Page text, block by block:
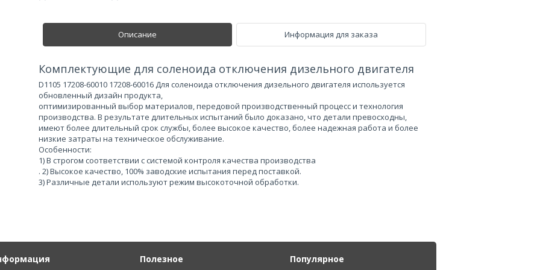
Описание Информация для заказа
Комплектующие для соленоида отключения дизельного двигателя
D1105 17208-60010 17208-60016 Для соленоида отключения дизельного двигателя используется
обновленный дизайн продукта,
оптимизированный выбор материалов, передовой производственный процесс и технология
производства. В результате длительных испытаний было доказано, что детали превосходны,
имеют более длительный срок службы, более высокое качество, более надежная работа и более
низкие затраты на техническое обслуживание.
Особенности:
1) В строгом соответствии с системой контроля качества производства
. 2) Высокое качество, 100% заводские испытания перед поставкой.
3) Различные детали используют режим высокоточной обработки.
Полезное Популярное